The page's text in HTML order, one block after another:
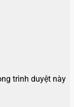
trình duyệt này